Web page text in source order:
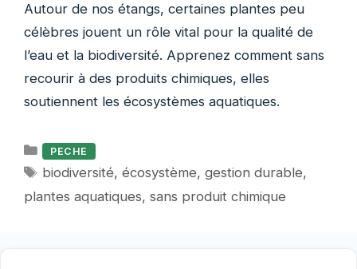
Autour de nos étangs, certaines plantes peu
célèbres jouent un rôle vital pour la qualité de
l’eau et la biodiversité. Apprenez comment sans
recourir à des produits chimiques, elles
soutiennent les écosystèmes aquatiques.
Catégories
PECHE
Étiquettes
biodiversité,écosystème,gestion durable,
plantes aquatiques, sans produit chimique